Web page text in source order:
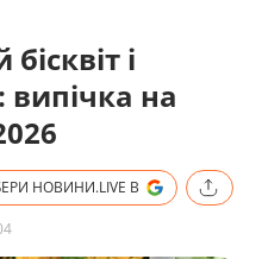
і
на
НОВИНИ.LIVE В